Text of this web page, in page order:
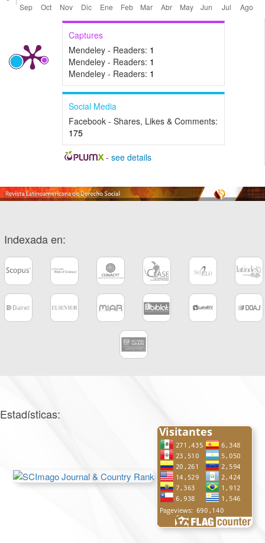
Captures
Mendeley - Readers: 1
Mendeley - Readers: 1
Mendeley - Readers: 1
Social Media
Facebook - Shares, Likes & Comments:
175
- see details
Indexada en:
Estadísticas: